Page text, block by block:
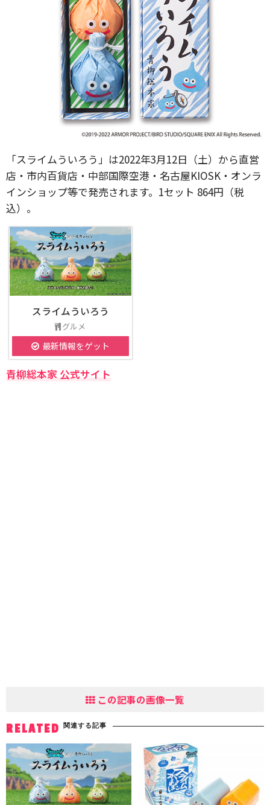
「スライムういろう」は2022年3月12日（土）から直営
店・市内百貨店・中部国際空港・名古屋KIOSK・オンラ
インショップ等で発売されます。1セット 864円（税
込）。
スライムういろう
グルメ
最新情報をゲット
青柳総本家 公式サイト
この記事の画像一覧
RELATED 関連する記事